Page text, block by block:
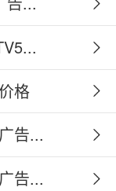
格
告...
告...